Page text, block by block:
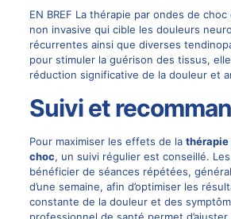
EN BREF La thérapie par ondes de
non invasive qui cible les douleurs
récurrentes ainsi que diverses
pour stimuler la guérison des tissus,
réduction significative de la douleur et
Suivi et
Pour maximiser les effets de la thérapie
choc, un suivi régulier est conseillé.
bénéficier de séances répétées,
d’une semaine, afin d’optimiser les
constante de la douleur et des